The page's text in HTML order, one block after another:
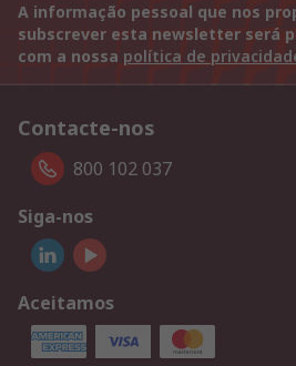
A informação pessoal que nos
subscrever esta newsletter será
com a nossa política de
Contacte-nos
800 102 037
Siga-nos
Aceitamos